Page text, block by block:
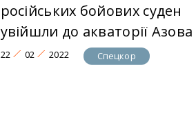
російських бойових суден
увійшли до акваторії Азова
22 02 2022 Спецкор